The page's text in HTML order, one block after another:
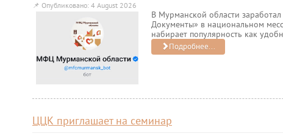
📌 Опубликовано: 4 August 2026
В Мурманской области
Документы» в национальном
набирает популярность как
Подробнее...
ЦЦК приглашает на семинар